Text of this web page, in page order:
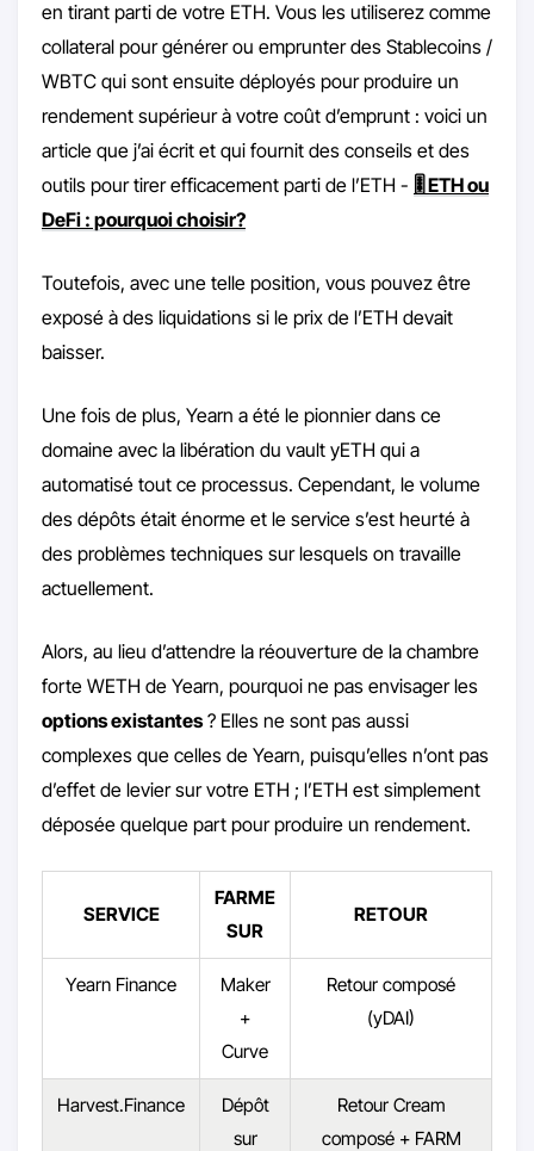
en tirant parti de votre ETH. Vous les utiliserez comme
collateral pour générer ou emprunter des Stablecoins /
WBTC qui sont ensuite déployés pour produire un
rendement supérieur à votre coût d’emprunt : voici un
article que j’ai écrit et qui fournit des conseils et des
outils pour tirer efficacement parti de l’ETH - 🎚 ETH ou
DeFi : pourquoi choisir?
Toutefois, avec une telle position, vous pouvez être
exposé à des liquidations si le prix de l’ETH devait
baisser.
Une fois de plus, Yearn a été le pionnier dans ce
domaine avec la libération du vault yETH qui a
automatisé tout ce processus. Cependant, le volume
des dépôts était énorme et le service s’est heurté à
des problèmes techniques sur lesquels on travaille
actuellement.
Alors, au lieu d’attendre la réouverture de la chambre
forte WETH de Yearn, pourquoi ne pas envisager les
options existantes? Elles ne sont pas aussi
complexes que celles de Yearn, puisqu’elles n’ont pas
d’effet de levier sur votre ETH ; l’ETH est simplement
déposée quelque part pour produire un rendement.
SERVICE
FARME
SUR
RETOUR
Yearn Finance
Maker
+
Curve
Retour composé
(yDAI)
Harvest.Finance
Dépôt
sur
Retour Cream
composé + FARM